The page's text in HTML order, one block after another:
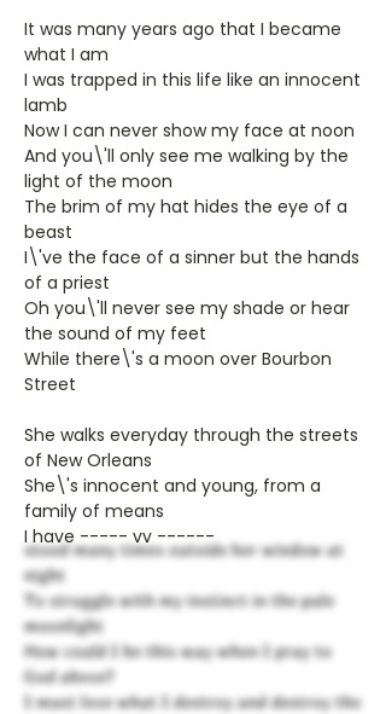
It was many years ago that I became
what I am
I was trapped in this life like an innocent
lamb
Now I can never show my face at noon
And you\'ll only see me walking by the
light of the moon
The brim of my hat hides the eye of a
beast
I\'ve the face of a sinner but the hands
of a priest
Oh you\'ll never see my shade or hear
the sound of my feet
While there\'s a moon over Bourbon
Street
She walks everyday through the streets
of New Orleans
She\'s innocent and young, from a
family of means
I have ----- vv ------
stood many times outside her window at
night
To struggle with my instinct in the pale
moonlight
How could I be this way when I pray to
God above?
I must love what I destroy and destroy the